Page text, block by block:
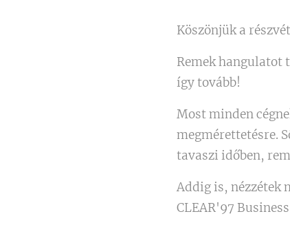
Köszönjük a
Remek hangulatot
így tovább!🏃‍♀️🏃🏿‍♂️🏃‍♂️
Most minden
megmérettetésre.
tavaszi időben,
Addig is, nézzétek
CLEAR'97